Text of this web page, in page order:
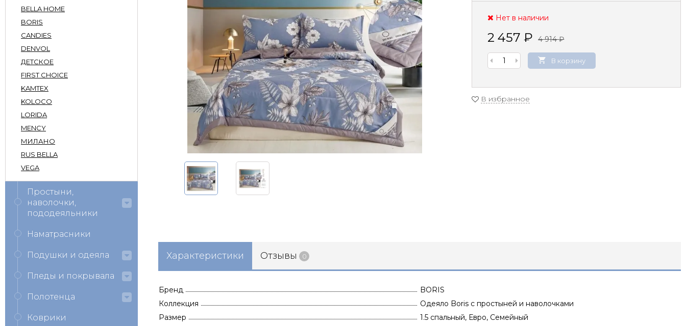
Нет в наличии
2 457₽ 4 914₽
В корзину
В избранное
Характеристики Отзывы 0
Бренд
BORIS
Коллекция
Одеяло Boris с простыней и наволочками
Размер
1.5 спальный, Евро, Семейный
BELLA HOME
BORIS
CANDIES
DENVOL
ДЕТСКОЕ
FIRST CHOICE
KAMTEX
KOLOCO
LORIDA
MENCY
МИЛАНО
RUS BELLA
VEGA
Простыни,
наволочки,
пододеяльники
Наматрасники
Подушки и одеяла
Пледы и покрывала
Полотенца
Коврики